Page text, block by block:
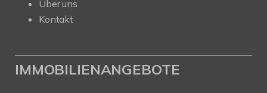
Über uns
Kontakt
IMMOBILIENANGEBOTE